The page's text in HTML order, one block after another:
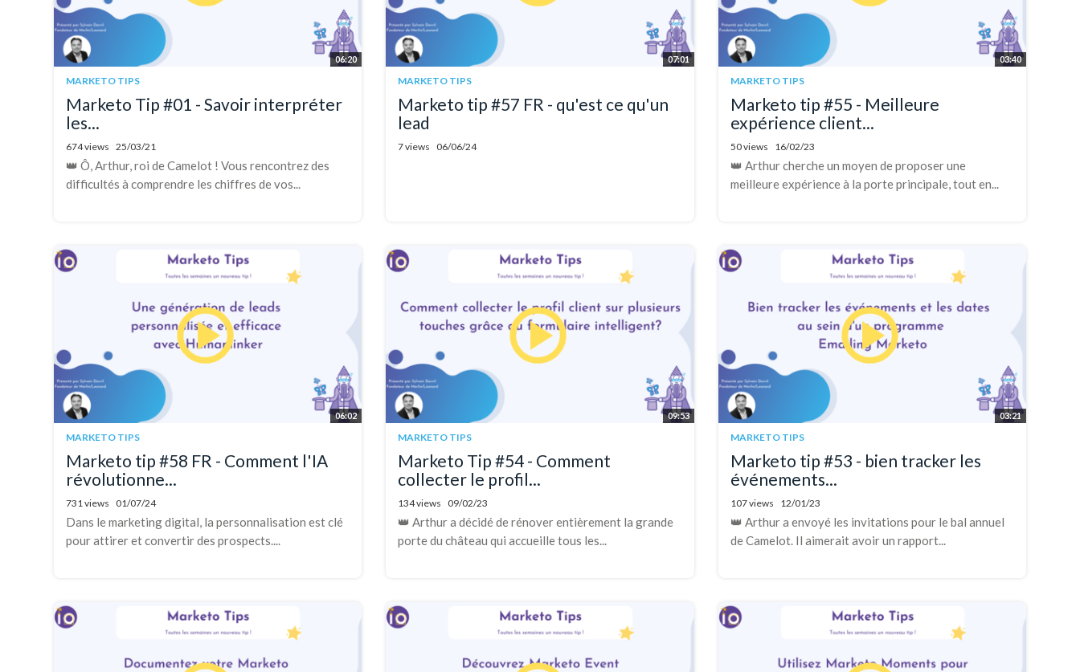
06:20
MARKETO TIPS
Marketo Tip #01 - Savoir interpréter
les...
674 views 25/03/21
👑 Ô, Arthur, roi de Camelot ! Vous rencontrez des
difficultés à comprendre les chiffres de vos...
07:01
MARKETO TIPS
Marketo tip #57 FR - qu'est ce qu'un
lead
7 views 06/06/24
03:40
MARKETO TIPS
Marketo tip #55 - Meilleure
expérience client...
50 views 16/02/23
👑 Arthur cherche un moyen de proposer une
meilleure expérience à la porte principale, tout en...
06:02
MARKETO TIPS
Marketo tip #58 FR - Comment l'IA
révolutionne...
731 views 01/07/24
Dans le marketing digital, la personnalisation est clé
pour attirer et convertir des prospects....
09:53
MARKETO TIPS
Marketo Tip #54 - Comment
collecter le profil...
134 views 09/02/23
👑 Arthur a décidé de rénover entièrement la grande
porte du château qui accueille tous les...
03:21
MARKETO TIPS
Marketo tip #53 - bien tracker les
événements...
107 views 12/01/23
👑 Arthur a envoyé les invitations pour le bal annuel
de Camelot. Il aimerait avoir un rapport...